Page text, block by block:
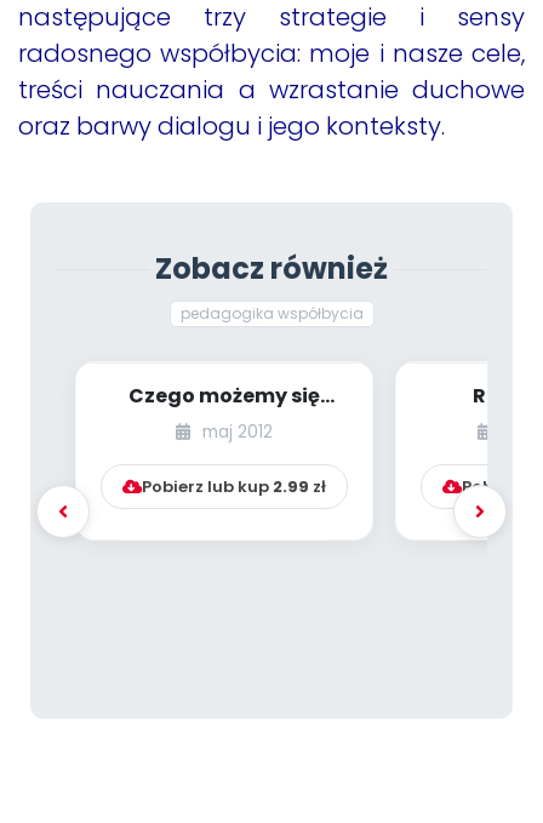
następujące trzy strategie i sensy
radosnego współbycia: moje i nasze cele,
treści nauczania a wzrastanie duchowe
oraz barwy dialogu i jego konteksty.
Zobacz również
pedagogika współbycia
Czego możemy się
spodziewać po
czterolatku?
maj 2012
Pobierz lub kup 2.99 zł
szkole,
Pobierz